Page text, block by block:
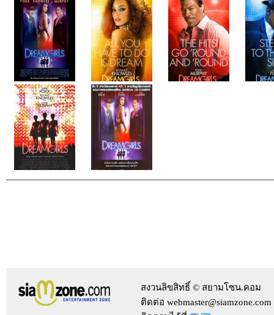
สงวนลิขสิทธิ์ © สยามโซน.คอม
ติดต่อ webmaster@siamzone.com